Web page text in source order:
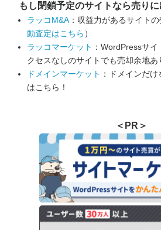
もし閉鎖予定のサイトなら売りに
ラッコM&A ：収益力があるサイト
動査定はこちら ）
ラッコマーケット ：WordPressサ
クセスなしのサイトでも売却余地あ
ドメインマーケット ：ドメインだ
はこちら！
＜PR＞